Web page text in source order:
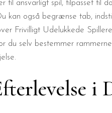
ansvarligt spil, tilpasset til
kan også begrænse tab,
Frivilligt Udelukkede
du selv bestemmer
i